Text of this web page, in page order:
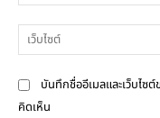
บันทึกชื่ออีเมลและเว็บไซ
คิดเห็น